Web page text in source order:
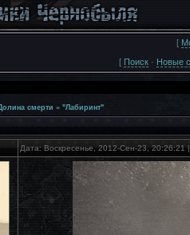
[
[ Поиск · Новые
смерти » "Лабиринт"
Дата: Воскресенье, 2012-Сен-23,